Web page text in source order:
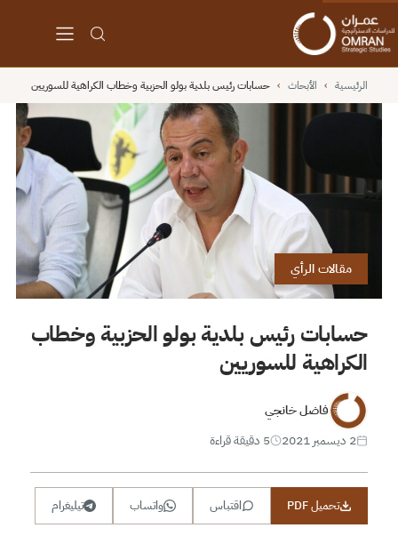
الرئيسية › الأبحاث › حسابات رئيس بلدية بولو الحزبية وخطاب الكراهية للسوريين
مقالات الرأي
حسابات رئيس بلدية بولو الحزبية وخطاب
الكراهية للسوريين
فاضل خانجي
2 ديسمبر 2021
5 دقيقة قراءة
تحميل PDF اقتباس واتساب تيليغرام